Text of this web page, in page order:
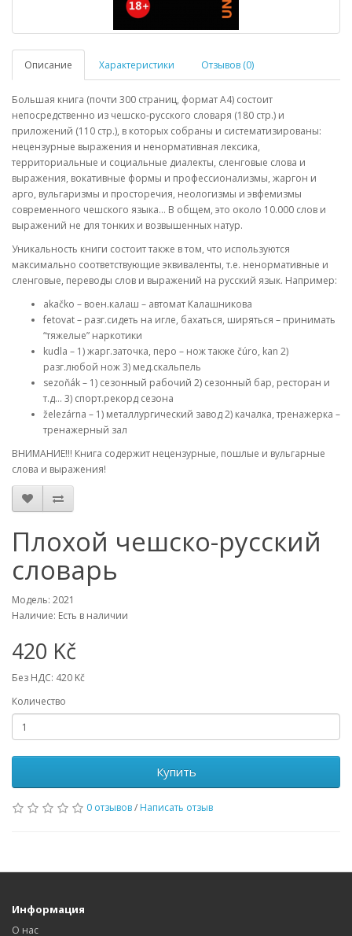
Описание Характеристики Отзывов (0)
Большая книга (почти 300 страниц, формат А4) состоит
непосредственно из чешско-русского словаря (180 стр.) и
приложений (110 стр.), в которых собраны и систематизированы:
нецензурные выражения и ненормативная лексика,
территориальные и социальные диалекты, сленговые слова и
выражения, вокативные формы и профессионализмы, жаргон и
арго, вульгаризмы и просторечия, неологизмы и эвфемизмы
современного чешского языка… В общем, это около 10.000 слов и
выражений не для тонких и возвышенных натур.
Уникальность книги состоит также в том, что используются
максимально соответствующие эквиваленты, т.е. ненормативные и
сленговые, переводы слов и выражений на русский язык. Например:
akačko – воен.калаш – автомат Калашникова
fetovat – разг.сидеть на игле, бахаться, ширяться – принимать
“тяжелые” наркотики
kudla – 1) жарг.заточка, перо – нож также čúro, kan 2)
разг.любой нож 3) мед.скальпель
sezoňák – 1) сезонный рабочий 2) сезонный бар, ресторан и
т.д… 3) спорт.рекорд сезона
železárna – 1) металлургический завод 2) качалка, тренажерка –
тренажерный зал
ВНИМАНИЕ!!! Книга содержит нецензурные, пошлые и вульгарные
слова и выражения!
Плохой чешско-русский
словарь
Модель: 2021
Наличие: Есть в наличии
420 Kč
Без НДС: 420 Kč
Количество
Купить
0 отзывов/ Написать отзыв
Информация
О нас